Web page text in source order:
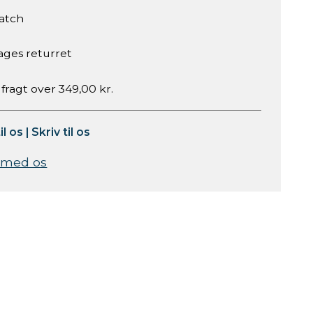
returret
fragt over 349,00 kr.
os | Skriv til os
os